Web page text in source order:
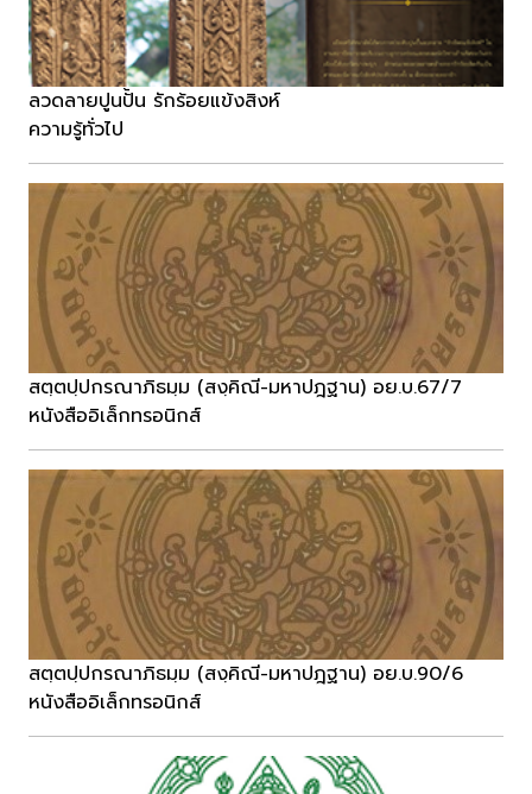
ลวดลายปูนปั้น รักร้อยแข้งสิงห์
ความรู้ทั่วไป
สตฺตปฺปกรณาภิธมฺม (สงฺคิณี-มหาปฎฐาน) อย.บ.67/7
หนังสืออิเล็กทรอนิกส์
สตฺตปฺปกรณาภิธมฺม (สงฺคิณี-มหาปฎฐาน) อย.บ.90/6
หนังสืออิเล็กทรอนิกส์